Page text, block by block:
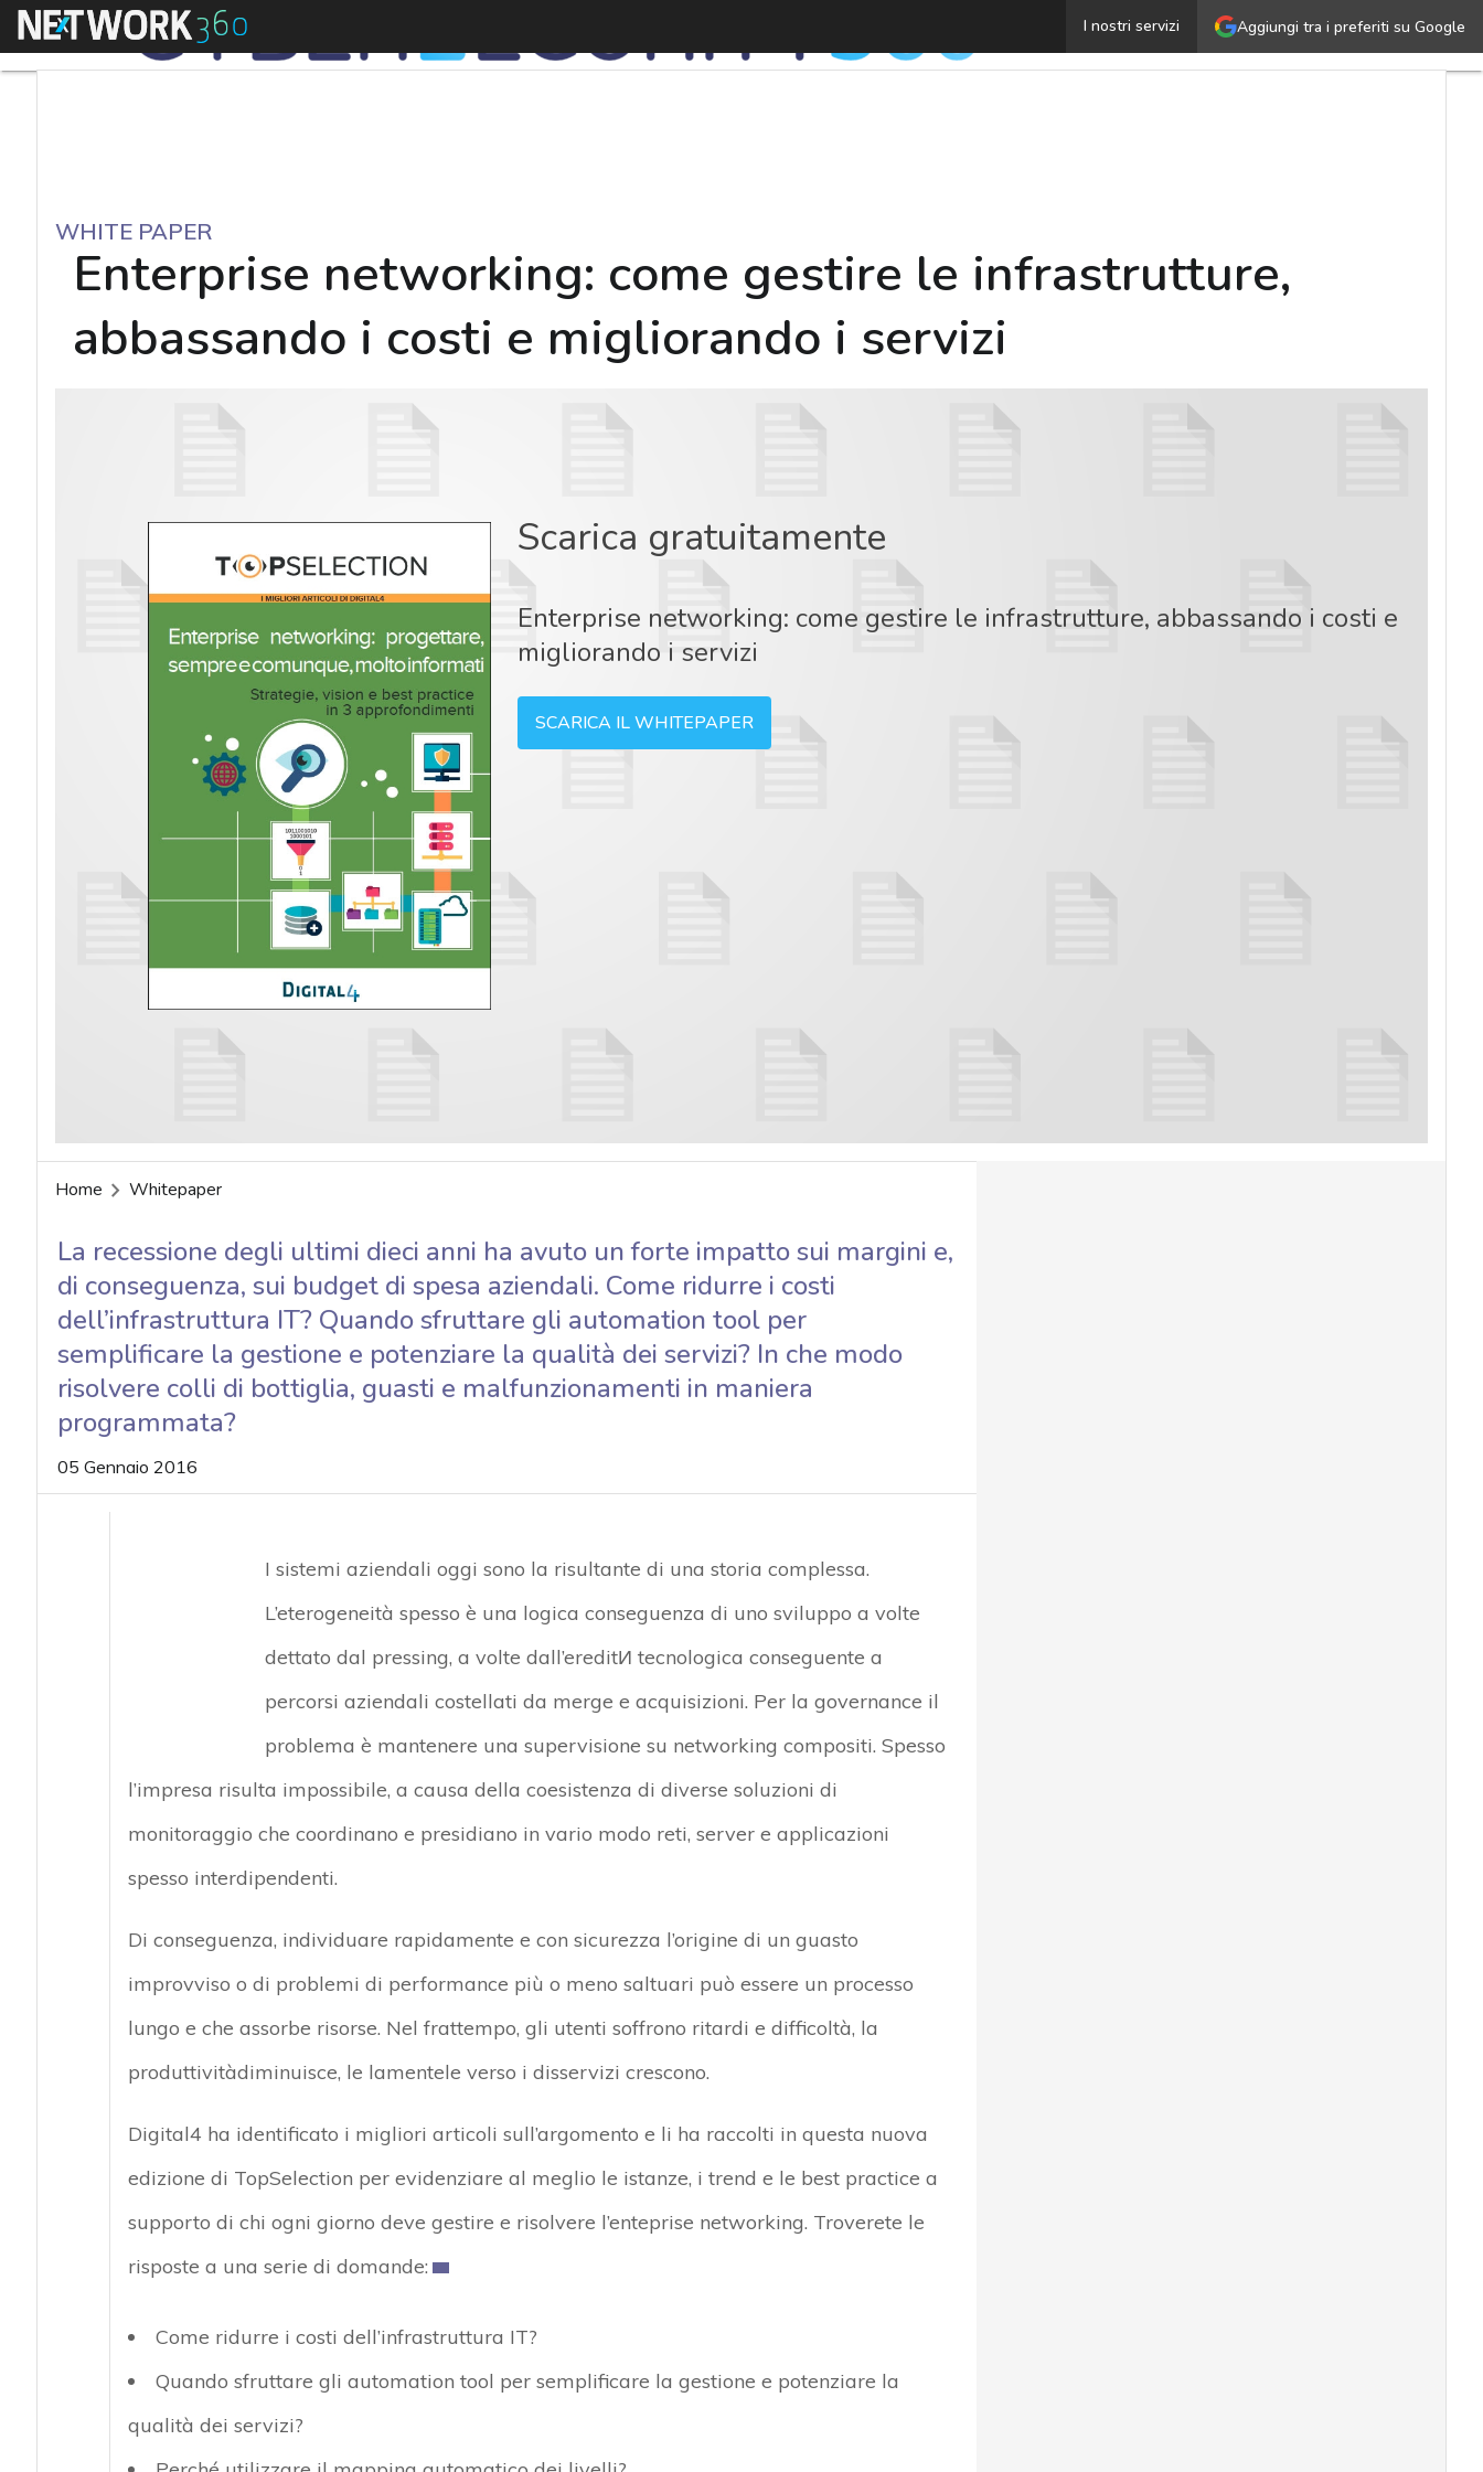
Aggiungi tra i preferiti su Google
I nostri servizi
Menu Enterprise networking: come gestire le infrastrutture,
WHITE PAPER
Enterprise networking: come gestire le infrastrutture,
abbassando i costi e migliorando i servizi
Scarica gratuitamente
Enterprise networking: come gestire le infrastrutture, abbassando i costi e
migliorando i servizi
SCARICA IL WHITEPAPER
Home Whitepaper
La recessione degli ultimi dieci anni ha avuto un forte impatto sui margini e,
di conseguenza, sui budget di spesa aziendali. Come ridurre i costi
dell’infrastruttura IT? Quando sfruttare gli automation tool per
semplificare la gestione e potenziare la qualità dei servizi? In che modo
risolvere colli di bottiglia, guasti e malfunzionamenti in maniera
programmata?
05 Gennaio 2016
I sistemi aziendali oggi sono la risultante di una storia complessa.
L’eterogeneità spesso è una logica conseguenza di uno sviluppo a volte
dettato dal pressing, a volte dall’ereditИ tecnologica conseguente a
percorsi aziendali costellati da merge e acquisizioni. Per la governance il
problema è mantenere una supervisione su networking compositi. Spesso
l’impresa risulta impossibile, a causa della coesistenza di diverse soluzioni di
monitoraggio che coordinano e presidiano in vario modo reti, server e applicazioni
spesso interdipendenti.
Di conseguenza, individuare rapidamente e con sicurezza l’origine di un guasto
improvviso o di problemi di performance più o meno saltuari può essere un processo
lungo e che assorbe risorse. Nel frattempo, gli utenti soffrono ritardi e difficoltà, la
produttivitàdiminuisce, le lamentele verso i disservizi crescono.
Digital4 ha identificato i migliori articoli sull’argomento e li ha raccolti in questa nuova
edizione di TopSelection per evidenziare al meglio le istanze, i trend e le best practice a
supporto di chi ogni giorno deve gestire e risolvere l’enteprise networking. Troverete le
risposte a una serie di domande:
Come ridurre i costi dell’infrastruttura IT?
Quando sfruttare gli automation tool per semplificare la gestione e potenziare la
qualità dei servizi?